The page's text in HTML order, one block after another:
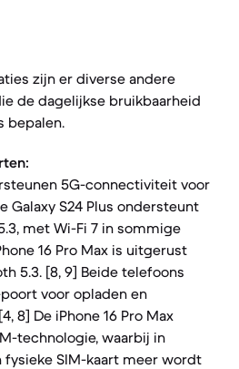
zijn er diverse andere
de dagelijkse bruikbaarheid
bepalen.
5G-connectiviteit voor
Galaxy S24 Plus ondersteunt
met Wi-Fi 7 in sommige
16 Pro Max is uitgerust
5.3. [8, 9] Beide telefoons
voor opladen en
8] De iPhone 16 Pro Max
technologie, waarbij in
SIM-kaart meer wordt